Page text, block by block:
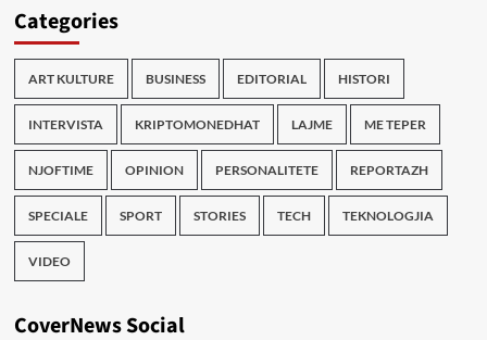
Categories
ART KULTURE BUSINESS EDITORIAL HISTORI
INTERVISTA KRIPTOMONEDHAT LAJME ME TEPER
NJOFTIME OPINION PERSONALITETE REPORTAZH
SPECIALE SPORT STORIES TECH TEKNOLOGJIA
VIDEO
CoverNews Social